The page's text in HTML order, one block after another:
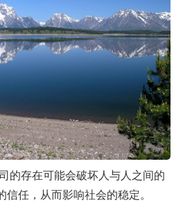
的存在可能会破坏人与人之间的
任，从而影响社会的稳定。